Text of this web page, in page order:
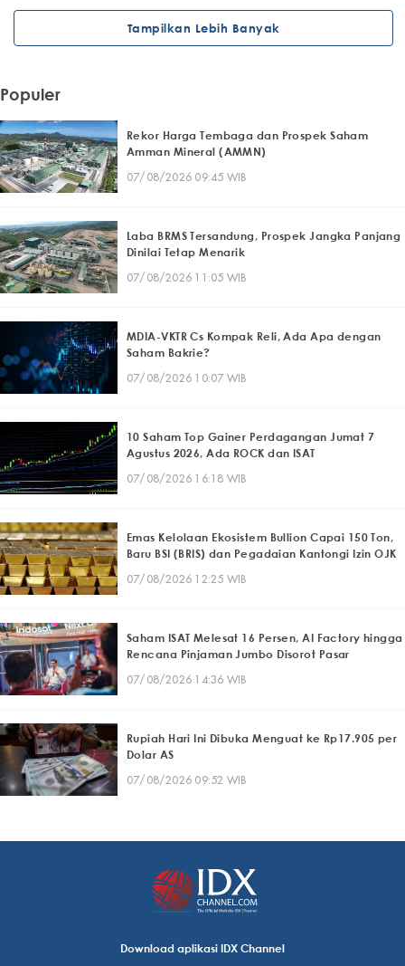
Tampilkan Lebih Banyak
Populer
Rekor Harga Tembaga dan Prospek Saham
Amman Mineral (AMMN)
07/08/2026 09:45 WIB
Laba BRMS Tersandung, Prospek Jangka Panjang
Dinilai Tetap Menarik
07/08/2026 11:05 WIB
MDIA-VKTR Cs Kompak Reli, Ada Apa dengan
Saham Bakrie?
07/08/2026 10:07 WIB
10 Saham Top Gainer Perdagangan Jumat 7
Agustus 2026, Ada ROCK dan ISAT
07/08/2026 16:18 WIB
Emas Kelolaan Ekosistem Bullion Capai 150 Ton,
Baru BSI (BRIS) dan Pegadaian Kantongi Izin OJK
07/08/2026 12:25 WIB
Saham ISAT Melesat 16 Persen, AI Factory hingga
Rencana Pinjaman Jumbo Disorot Pasar
07/08/2026 14:36 WIB
Rupiah Hari Ini Dibuka Menguat ke Rp17.905 per
Dolar AS
07/08/2026 09:52 WIB
Download aplikasi IDX Channel